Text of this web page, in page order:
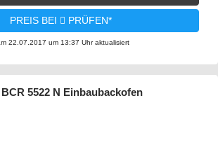
PREIS BEI PRÜFEN*
22.07.2017 um 13:37 Uhr aktualisiert
5522 N Einbaubackofen